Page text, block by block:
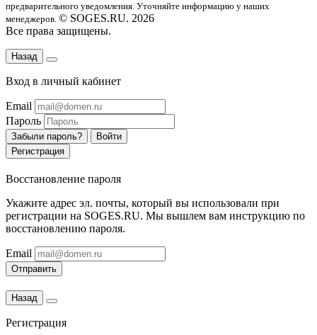
предварительного уведомления. Уточняйте информацию у наших
менеджеров. © SOGES.RU. 2026
Все права защищены.
Назад
Вход в личный кабинет
Email
Пароль
Забыли пароль?
Войти
Регистрация
Восстановление пароля
Укажите адрес эл. почты, который вы использовали при
регистрации на SOGES.RU. Мы вышлем вам инструкцию по
восстановлению пароля.
Email
Отправить
Назад
Регистрация